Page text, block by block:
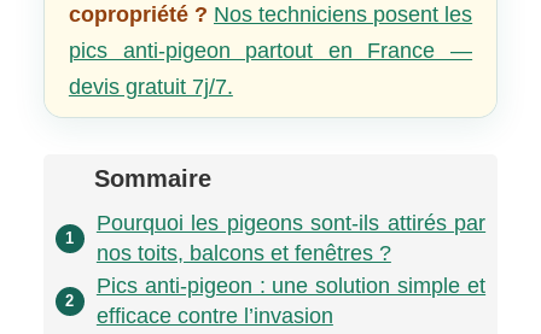
copropriété ? Nos techniciens posent les
pics anti-pigeon partout en France —
devis gratuit 7j/7.
Sommaire
1
Pourquoi les pigeons sont-ils attirés par
nos toits, balcons et fenêtres ?
2
Pics anti-pigeon : une solution simple et
efficace contre l’invasion